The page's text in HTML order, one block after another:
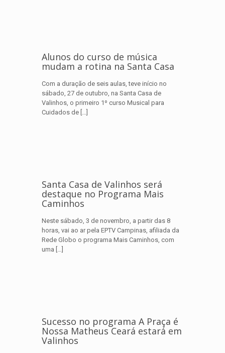
Alunos do curso de música
mudam a rotina na Santa Casa
Com a duração de seis aulas, teve início no
sábado, 27 de outubro, na Santa Casa de
Valinhos, o primeiro 1º curso Musical para
Cuidados de […]
Santa Casa de Valinhos será
destaque no Programa Mais
Caminhos
Neste sábado, 3 de novembro, a partir das 8
horas, vai ao ar pela EPTV Campinas, afiliada da
Rede Globo o programa Mais Caminhos, com
uma […]
Sucesso no programa A Praça é
Nossa Matheus Ceará estará em
Valinhos